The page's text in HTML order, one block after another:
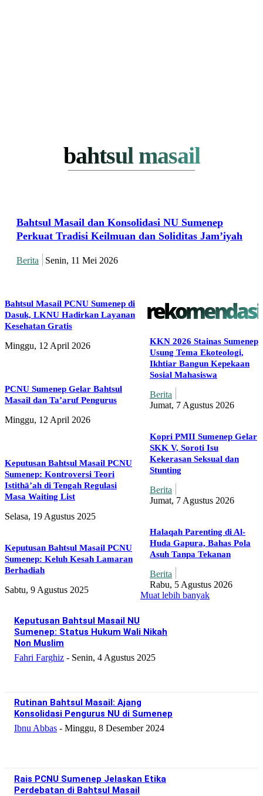
bahtsul masail
Bahtsul Masail dan Konsolidasi NU Sumenep
Perkuat Tradisi Keilmuan dan Soliditas Jam’iyah
Berita Senin, 11 Mei 2026
Bahtsul Masail PCNU Sumenep di
Dasuk, LKNU Hadirkan Layanan
Kesehatan Gratis
Minggu, 12 April 2026
PCNU Sumenep Gelar Bahtsul
Masail dan Ta’aruf Pengurus
Minggu, 12 April 2026
Keputusan Bahtsul Masail PCNU
Sumenep: Kontroversi Teori
Istithā’ah di Tengah Regulasi
Masa Waiting List
Selasa, 19 Agustus 2025
Keputusan Bahtsul Masail PCNU
Sumenep: Keluh Kesah Lamaran
Berhadiah
Sabtu, 9 Agustus 2025
rekomendasi
KKN 2026 Stainas Sumenep
Usung Tema Ekoteologi,
Ikhtiar Bangun Kepekaan
Sosial Mahasiswa
Berita
Jumat, 7 Agustus 2026
Kopri PMII Sumenep Gelar
SKK V, Soroti Isu
Kekerasan Seksual dan
Stunting
Berita
Jumat, 7 Agustus 2026
Halaqah Parenting di Al-
Huda Gapura, Bahas Pola
Asuh Tanpa Tekanan
Berita
Rabu, 5 Agustus 2026
Muat lebih banyak
Keputusan Bahtsul Masail NU
Sumenep: Status Hukum Wali Nikah
Non Muslim
Fahri Farghiz - Senin, 4 Agustus 2025
Rutinan Bahtsul Masail: Ajang
Konsolidasi Pengurus NU di Sumenep
Ibnu Abbas - Minggu, 8 Desember 2024
Rais PCNU Sumenep Jelaskan Etika
Perdebatan di Bahtsul Masail